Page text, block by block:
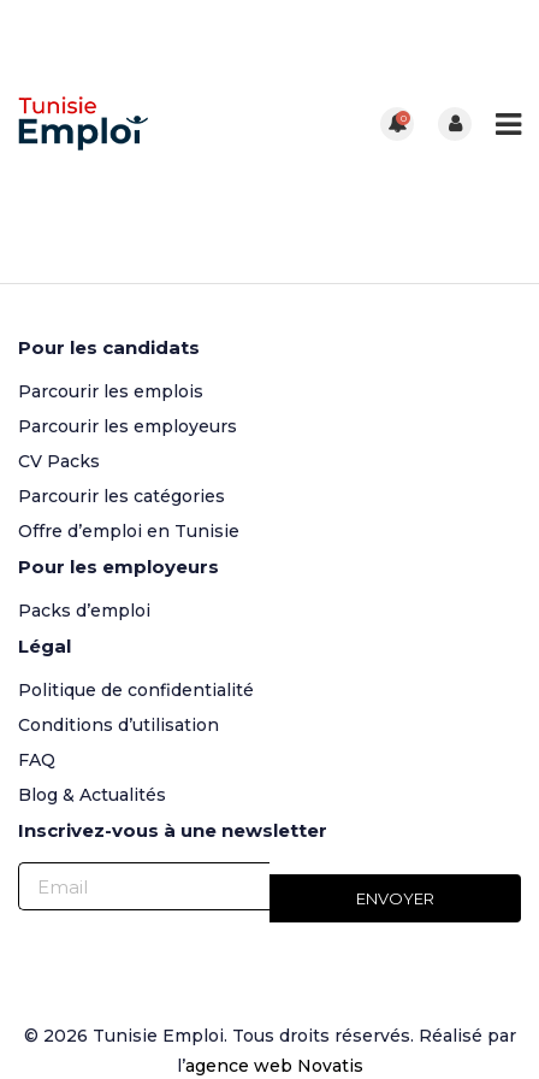
0
Pour les candidats
Parcourir les emplois
Parcourir les employeurs
CV Packs
Parcourir les catégories
Offre d’emploi en Tunisie
Pour les employeurs
Packs d’emploi
Légal
Politique de confidentialité
Conditions d’utilisation
FAQ
Blog & Actualités
Inscrivez-vous à une newsletter
© 2026 Tunisie Emploi. Tous droits réservés. Réalisé par
l’agence web Novatis